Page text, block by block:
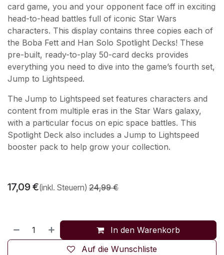
card game, you and your opponent face off in exciting
head-to-head battles full of iconic Star Wars
characters. This display contains three copies each of
the Boba Fett and Han Solo Spotlight Decks! These
pre-built, ready-to-play 50-card decks provides
everything you need to dive into the game’s fourth set,
Jump to Lightspeed.
The Jump to Lightspeed set features characters and
content from multiple eras in the Star Wars galaxy,
with a particular focus on epic space battles. This
Spotlight Deck also includes a Jump to Lightspeed
booster pack to help grow your collection.
17,09€(inkl. Steuern) 24,99€
In den Warenkorb
Auf die Wunschliste